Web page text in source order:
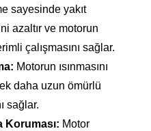
sayesinde yakıt
azaltır ve motorun
çalışmasını sağlar.
Motorun ısınmasını
daha uzun ömürlü
sağlar.
Koruması: Motor